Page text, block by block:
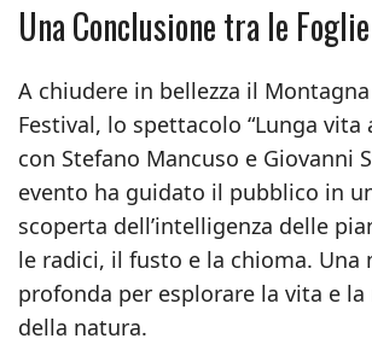
Una Conclusione tra le Foglie
A chiudere in bellezza il
Festival, lo spettacolo “Lunga vita
con Stefano Mancuso e Giovanni
evento ha guidato il pubblico in
scoperta dell’intelligenza delle
le radici, il fusto e la chioma. Una
profonda per esplorare la vita e la
della natura.